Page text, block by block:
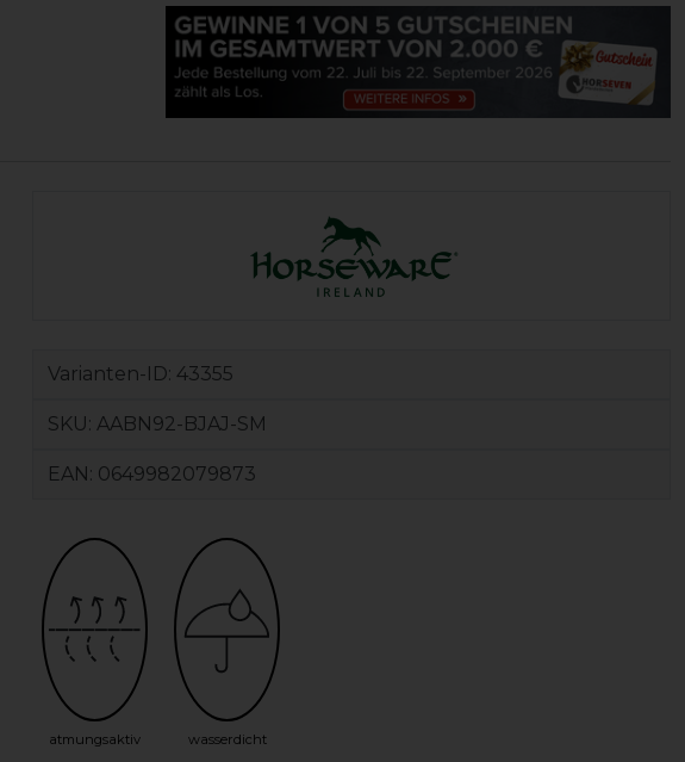
Varianten-ID: 43355
SKU: AABN92-BJAJ-SM
EAN: 0649982079873
atmungsaktiv wasserdicht